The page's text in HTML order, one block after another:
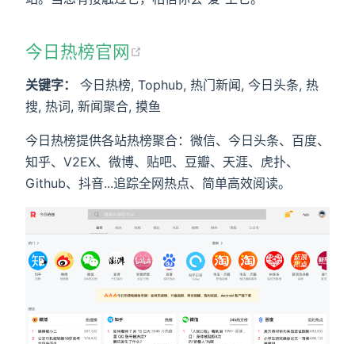
今日热榜官网
关键字：
今日热榜, Tophub, 热门新闻, 今日头条, 热
搜, 热词, 新闻聚合, 摸鱼
今日热榜提供各站热榜聚合：微信、今日头条、百度、
知乎、V2EX、微博、贴吧、豆瓣、天涯、虎扑、
Github、抖音...追踪全网热点、简单高效阅读。